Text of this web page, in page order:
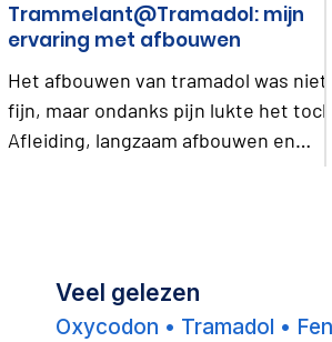
Trammelant@Tramadol: mijn
ervaring met afbouwen
Het afbouwen van tramadol was niet
fijn, maar ondanks pijn lukte het toch.
Afleiding, langzaam afbouwen en
Veel gelezen
Oxycodon • Tramadol •